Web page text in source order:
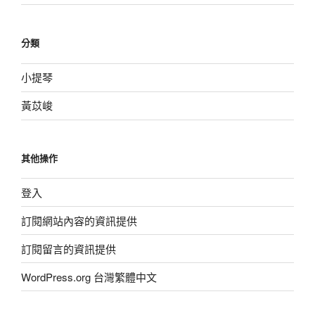
分類
小提琴
黃苡峻
其他操作
登入
訂閱網站內容的資訊提供
訂閱留言的資訊提供
WordPress.org 台灣繁體中文